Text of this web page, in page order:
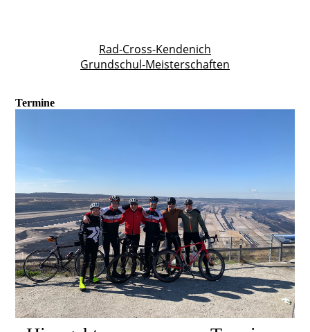
Rad-Cross-Kendenich
Grundschul-Meisterschaften
Termine